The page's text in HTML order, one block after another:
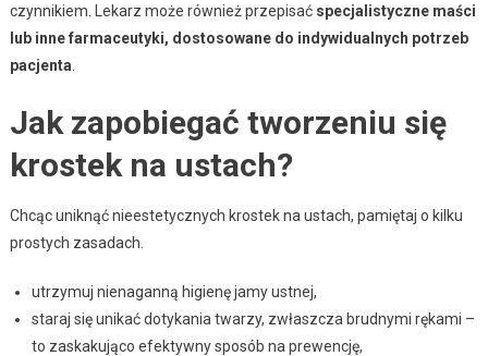
czynnikiem. Lekarz może również przepisać specjalistyczne maści
lub inne farmaceutyki, dostosowane do indywidualnych potrzeb
pacjenta
Jak zapobiegać tworzeniu się
krostek na ustach?
Chcąc uniknąć nieestetycznych krostek na ustach, pamiętaj o kilku
prostych zasadach.
utrzymuj nienaganną higienę jamy ustnej,
staraj się unikać dotykania twarzy, zwłaszcza brudnymi rękami –
to zaskakująco efektywny sposób na prewencję,